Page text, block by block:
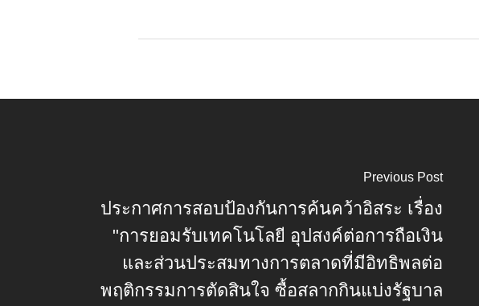
Previous Post
ประกาศการสอบป้องกันการค้นคว้าอิสระ เรื่อง
"การยอมรับเทคโนโลยี อุปสงค์ต่อการถือเงิน
และส่วนประสมทางการตลาดที่มีอิทธิพลต่อ
พฤติกรรมการตัดสินใจ ซื้อสลากกินแบ่งรัฐบาล